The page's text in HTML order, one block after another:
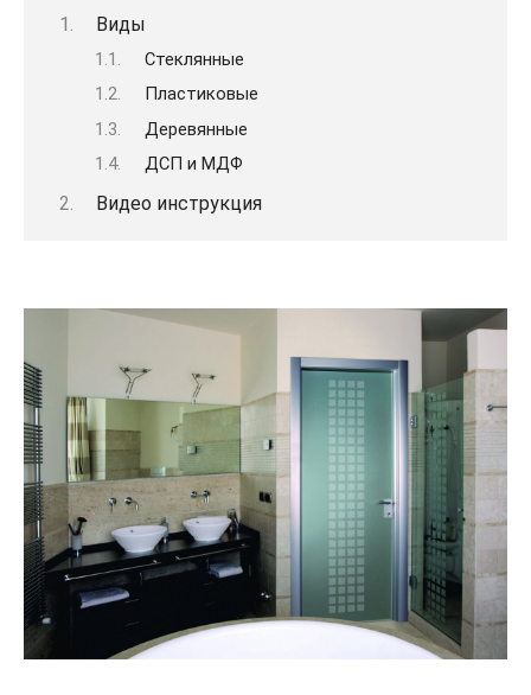
Виды
Стеклянные
Пластиковые
Деревянные
ДСП и МДФ
Видео инструкция